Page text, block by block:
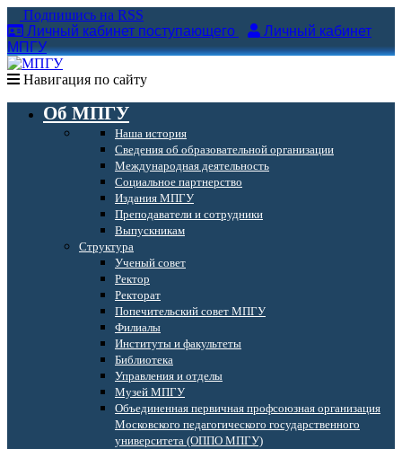
Подпишись на RSS
Личный кабинет поступающего
Личный кабинет
МПГУ
Навигация по сайту
Об МПГУ
Наша история
Сведения об образовательной организации
Международная деятельность
Социальное партнерство
Издания МПГУ
Преподаватели и сотрудники
Выпускникам
Структура
Ученый совет
Ректор
Ректорат
Попечительский совет МПГУ
Филиалы
Институты и факультеты
Библиотека
Управления и отделы
Музей МПГУ
Объединенная первичная профсоюзная организация
Московского педагогического государственного
университета (ОППО МПГУ)